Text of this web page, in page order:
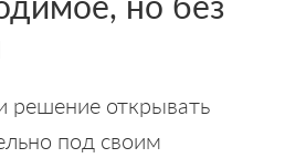
решение открывать
под своим